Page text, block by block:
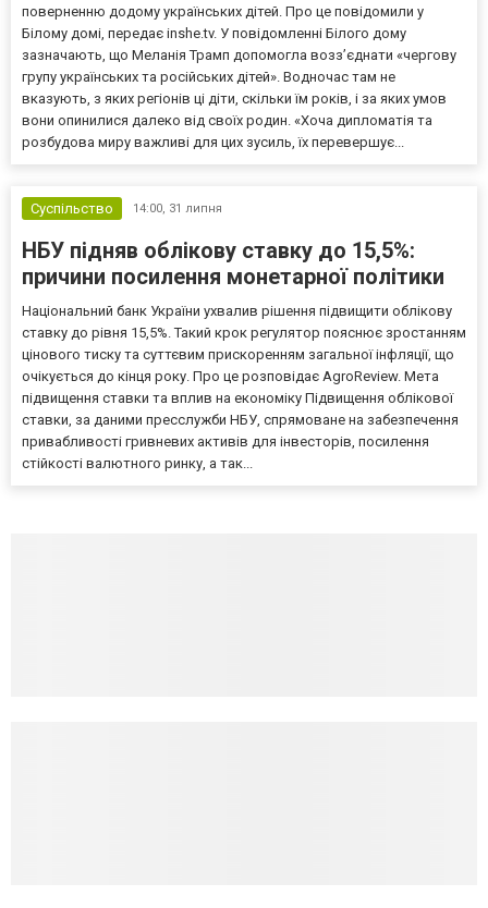
поверненню додому українських дітей. Про це повідомили у
Білому домі, передає inshe.tv. У повідомленні Білого дому
зазначають, що Меланія Трамп допомогла возз’єднати «чергову
групу українських та російських дітей». Водночас там не
вказують, з яких регіонів ці діти, скільки їм років, і за яких умов
вони опинилися далеко від своїх родин. «Хоча дипломатія та
розбудова миру важливі для цих зусиль, їх перевершує...
Суспільство 14:00, 31 липня
НБУ підняв облікову ставку до 15,5%:
причини посилення монетарної політики
Національний банк України ухвалив рішення підвищити облікову
ставку до рівня 15,5%. Такий крок регулятор пояснює зростанням
цінового тиску та суттєвим прискоренням загальної інфляції, що
очікується до кінця року. Про це розповідає AgroReview. Мета
підвищення ставки та вплив на економіку Підвищення облікової
ставки, за даними пресслужби НБУ, спрямоване на забезпечення
привабливості гривневих активів для інвесторів, посилення
стійкості валютного ринку, а так...